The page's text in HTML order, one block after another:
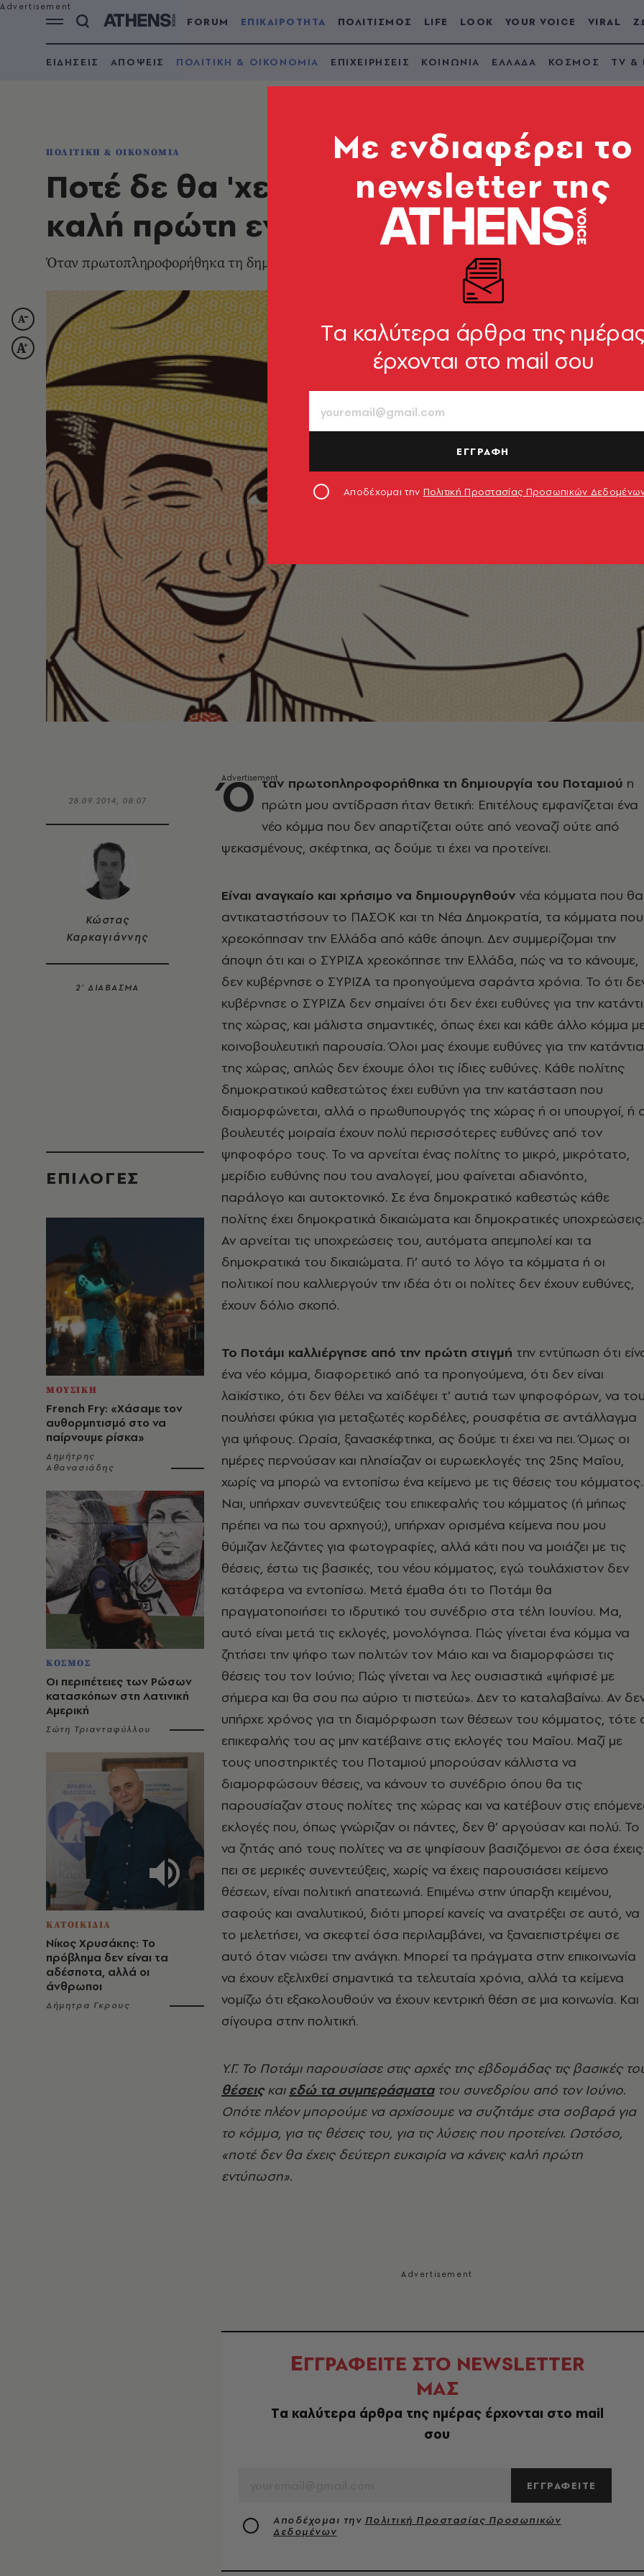
FORUM ΕΠΙΚΑΙΡΟΤΗΤΑ ΠΟΛΙΤΙΣΜΟΣ LIFE LOOK YOUR VOICE VIRAL
ΕΙΔΗΣΕΙΣ ΑΠΟΨΕΙΣ ΠΟΛΙΤΙΚΗ & ΟΙΚΟΝΟΜΙΑ ΕΠΙΧΕΙΡΗΣΕΙΣ ΚΟΙΝΩΝΙΑ ΕΛΛΑΔΑ ΚΟΣΜΟΣ TV &
ΠΟΛΙΤΙΚΗ & ΟΙΚΟΝΟΜΙΑ
Ποτέ δε θα 'χεις δεύτερη ευκαιρία να
καλή πρώτη εντύπωση
Όταν πρωτοπληροφορήθηκα τη δημιουργία του Ποταμιού η πρώτη μου αντίδραση ήταν θετική
28.09.2014, 08:07
Κώστας
Καρκαγιάννης
2’ ΔΙΑΒΑΣΜΑ
EΠΙΛΟΓΈΣ
ΜΟΥΣΙΚΗ
French Fry: «Χάσαμε τον
αυθορμητισμό στο να
παίρνουμε ρίσκα»
Δημήτρης
Αθανασιάδης
ΚΟΣΜΟΣ
Οι περιπέτειες των Ρώσων
κατασκόπων στη Λατινική
Αμερική
Σώτη Τριανταφύλλου
ΚΑΤΟΙΚΙΔΙΑ
Νίκος Χρυσάκης: Το
πρόβλημα δεν είναι τα
αδέσποτα, αλλά οι
άνθρωποι
Δήμητρα Γκρους
Ό ταν πρωτοπληροφορήθηκα τη δημιουργία του Ποταμιού η
πρώτη μου αντίδραση ήταν θετική: Επιτέλους εμφανίζεται ένα
νέο κόμμα που δεν απαρτίζεται ούτε από νεοναζί ούτε από
ψεκασμένους, σκέφτηκα, ας δούμε τι έχει να προτείνει.
Είναι αναγκαίο και χρήσιμο να δημιουργηθούν νέα κόμματα που θα
αντικαταστήσουν το ΠΑΣΟΚ και τη Νέα Δημοκρατία, τα κόμματα που
χρεοκόπησαν την Ελλάδα από κάθε άποψη. Δεν συμμερίζομαι την
άποψη ότι και ο ΣΥΡΙΖΑ χρεοκόπησε την Ελλάδα, πώς να το κάνουμε,
δεν κυβέρνησε ο ΣΥΡΙΖΑ τα προηγούμενα σαράντα χρόνια. Το ότι
κυβέρνησε ο ΣΥΡΙΖΑ δεν σημαίνει ότι δεν έχει ευθύνες για την
της χώρας, και μάλιστα σημαντικές, όπως έχει και κάθε άλλο κόμμα
κοινοβουλευτική παρουσία. Όλοι μας έχουμε ευθύνες για την κατάντια
της χώρας, απλώς δεν έχουμε όλοι τις ίδιες ευθύνες. Κάθε πολίτης
δημοκρατικού καθεστώτος έχει ευθύνη για την κατάσταση που
διαμορφώνεται, αλλά ο πρωθυπουργός της χώρας ή οι υπουργοί, ή
βουλευτές μοιραία έχουν πολύ περισσότερες ευθύνες από τον
ψηφοφόρο τους. Το να αρνείται ένας πολίτης το μικρό, μικρότατο,
μερίδιο ευθύνης που του αναλογεί, μου φαίνεται αδιανόητο,
παράλογο και αυτοκτονικό. Σε ένα δημοκρατικό καθεστώς κάθε
πολίτης έχει δημοκρατικά δικαιώματα και δημοκρατικές υποχρεώσεις.
Αν αρνείται τις υποχρεώσεις του, αυτόματα απεμπολεί και τα
δημοκρατικά του δικαιώματα. Γι’ αυτό το λόγο τα κόμματα ή οι
πολιτικοί που καλλιεργούν την ιδέα ότι οι πολίτες δεν έχουν ευθύνες,
έχουν δόλιο σκοπό.
Το Ποτάμι καλλιέργησε από την πρώτη στιγμή την εντύπωση ότι
ένα νέο κόμμα, διαφορετικό από τα προηγούμενα, ότι δεν είναι
λαϊκίστικο, ότι δεν θέλει να χαϊδέψει τ’ αυτιά των ψηφοφόρων, να
πουλήσει φύκια για μεταξωτές κορδέλες, ρουσφέτια σε αντάλλαγμα
για ψήφους. Ωραία, ξανασκέφτηκα, ας δούμε τι έχει να πει. Όμως οι
ημέρες περνούσαν και πλησίαζαν οι ευρωεκλογές της 25ης Μαΐου,
χωρίς να μπορώ να εντοπίσω ένα κείμενο με τις θέσεις του κόμματος.
Ναι, υπήρχαν συνεντεύξεις του επικεφαλής του κόμματος (ή μήπως
πρέπει να πω του αρχηγού;), υπήρχαν ορισμένα κείμενα που μου
θύμιζαν λεζάντες για φωτογραφίες, αλλά κάτι που να μοιάζει με τις
θέσεις, έστω τις βασικές, του νέου κόμματος, εγώ τουλάχιστον δεν
κατάφερα να εντοπίσω. Μετά έμαθα ότι το Ποτάμι θα
πραγματοποιήσει το ιδρυτικό του συνέδριο στα τέλη Ιουνίου. Μα,
αυτό είναι μετά τις εκλογές, μονολόγησα. Πώς γίνεται ένα κόμμα να
ζητήσει την ψήφο των πολιτών τον Μάιο και να διαμορφώσει τις
θέσεις του τον Ιούνιο; Πώς γίνεται να λες ουσιαστικά «ψήφισέ με
σήμερα και θα σου πω αύριο τι πιστεύω». Δεν το καταλαβαίνω. Αν
υπήρχε χρόνος για τη διαμόρφωση των θέσεων του κόμματος, τότε
επικεφαλής του ας μην κατέβαινε στις εκλογές του Μαΐου. Μαζί με
τους υποστηρικτές του Ποταμιού μπορούσαν κάλλιστα να
διαμορφώσουν θέσεις, να κάνουν το συνέδριο όπου θα τις
παρουσίαζαν στους πολίτες της χώρας και να κατέβουν στις
εκλογές που, όπως γνώριζαν οι πάντες, δεν θ’ αργούσαν και πολύ. Το
να ζητάς από τους πολίτες να σε ψηφίσουν βασιζόμενοι σε όσα έχεις
πει σε μερικές συνεντεύξεις, χωρίς να έχεις παρουσιάσει κείμενο
θέσεων, είναι πολιτική απατεωνιά. Επιμένω στην ύπαρξη κειμένου,
σαφούς και αναλυτικού, διότι μπορεί κανείς να ανατρέξει σε αυτό, να
το μελετήσει, να σκεφτεί όσα περιλαμβάνει, να ξαναεπιστρέψει σε
αυτό όταν νιώσει την ανάγκη. Μπορεί τα πράγματα στην επικοινωνία
να έχουν εξελιχθεί σημαντικά τα τελευταία χρόνια, αλλά τα κείμενα
νομίζω ότι εξακολουθούν να έχουν κεντρική θέση σε μια κοινωνία. Και
σίγουρα στην πολιτική.
Υ.Γ. Το Ποτάμι παρουσίασε στις αρχές της εβδομάδας τις βασικές
θέσειςκαι εδώ τα συμπεράσματατου συνεδρίου από τον Ιούνιο.
Οπότε πλέον μπορούμε να αρχίσουμε να συζητάμε στα σοβαρά για
το κόμμα, για τις θέσεις του, για τις λύσεις που προτείνει. Ωστόσο,
«ποτέ δεν θα έχεις δεύτερη ευκαιρία να κάνεις καλή πρώτη
εντύπωση».
ΕΓΓΡΑΦΕΙΤΕ ΣΤΟ NEWSLETTER
ΜΑΣ
Tα καλύτερα άρθρα της ημέρας έρχονται στο mail
σου
ΕΓΓΡΑΦΕΙΤΕ
Αποδέχομαι την Πολιτική Προστασίας Προσωπικών
Δεδομένων
Mε ενδιαφέρει το
newsletter της
Tα καλύτερα άρθρα της
έρχονται στο mail σου
ΕΓΓΡΑΦΗ
Αποδέχομαι την Πολιτική Προστασίας Προσωπικών